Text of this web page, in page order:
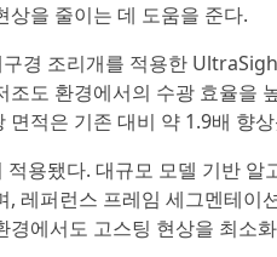
상을 줄이는 데 도움을 준다.
경 조리개를 적용한
조도 환경에서의 수광 효율을
면적은 기존 대비 약 1.9배 향
적용됐다. 대규모 모델 기반
, 레퍼런스 프레임 세그멘테
경에서도 고스팅 현상을 최소